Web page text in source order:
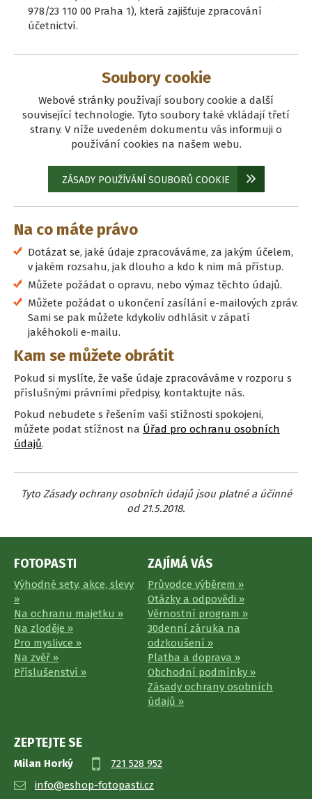
978/23 110 00 Praha 1), která zajišťuje zpracování
účetnictví.
Soubory cookie
Webové stránky používají soubory cookie a další
související technologie. Tyto soubory také vkládají třetí
strany. V níže uvedeném dokumentu vás informuji o
používání cookies na našem webu.
ZÁSADY POUŽÍVÁNÍ SOUBORŮ COOKIE
Na co máte právo
Dotázat se, jaké údaje zpracováváme, za jakým účelem,
v jakém rozsahu, jak dlouho a kdo k nim má přístup.
Můžete požádat o opravu, nebo výmaz těchto údajů.
Můžete požádat o ukončení zasílání e-mailových zpráv.
Sami se pak můžete kdykoliv odhlásit v zápatí
jakéhokoli e-mailu.
Kam se můžete obrátit
Pokud si myslíte, že vaše údaje zpracováváme v rozporu s
příslušnými právními předpisy, kontaktujte nás.
Pokud nebudete s řešením vaší stížnosti spokojeni,
můžete podat stížnost na Úřad pro ochranu osobních
údajů.
Tyto Zásady ochrany osobních údajů jsou platné a účinné
od 21.5.2018.
FOTOPASTI
Výhodné sety, akce, slevy
»
Na ochranu majetku »
Na zloděje »
Pro myslivce »
Na zvěř »
Příslušenství »
ZAJÍMÁ VÁS
Průvodce výběrem »
Otázky a odpovědi »
Věrnostní program »
30denní záruka na
odzkoušení »
Platba a doprava »
Obchodní podmínky »
Zásady ochrany osobních
údajů »
ZEPTEJTE SE
Milan Horký
721 528 952
info@eshop-fotopasti.cz